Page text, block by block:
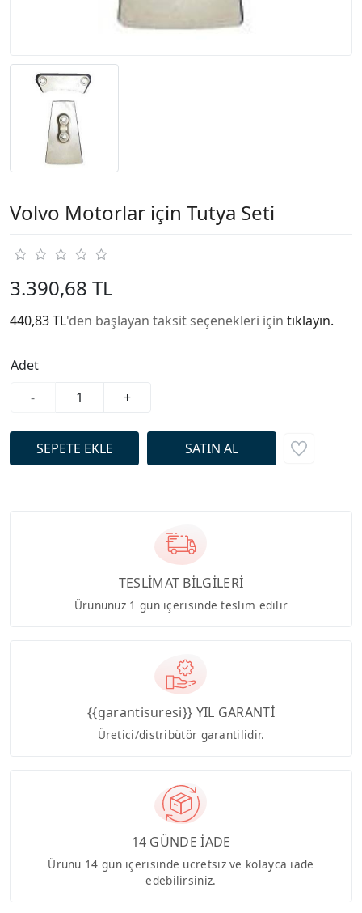
Volvo Motorlar için Tutya Seti
3.390,68 TL
440,83 TL'den başlayan taksit seçenekleri için tıklayın.
Adet
-
+
TESLİMAT BİLGİLERİ
Ürününüz 1 gün içerisinde teslim edilir
{{garantisuresi}} YIL GARANTİ
Üretici/distribütör garantilidir.
14 GÜNDE İADE
Ürünü 14 gün içerisinde ücretsiz ve kolayca iade
edebilirsiniz.